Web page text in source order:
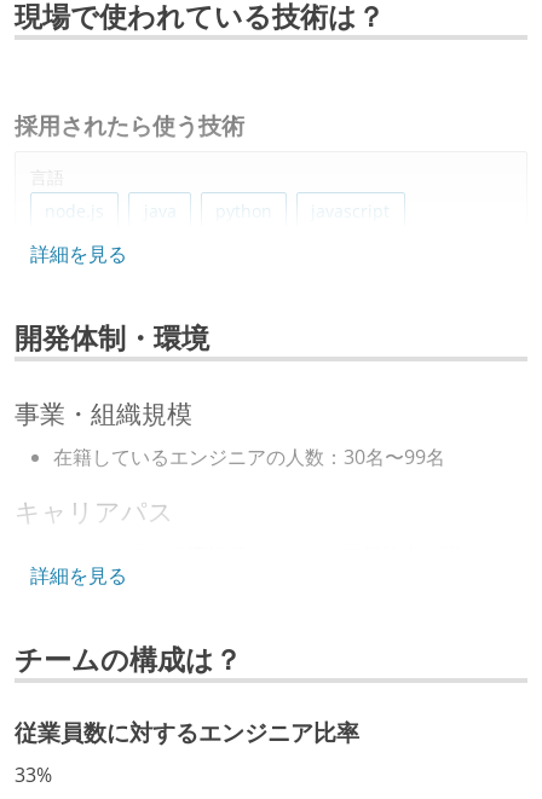
現場で使われている技術は？
採用されたら使う技術
言語
node.js
java python javascript
フレームワーク
データベース
プロジェクト管理
cursor
claudecode
docker
aws-codebuild
詳細を見る
開発体制・環境
事業・組織規模
在籍しているエンジニアの人数：30名〜99名
キャリアパス
いる
など、キャリア形成を目的とした職域を超えての積極
的な異動が推奨され、実施されている
年収800万円以上のエンジニアに、マネジメントの役
詳細を見る
チームの構成は？
従業員数に対するエンジニア比率
33%